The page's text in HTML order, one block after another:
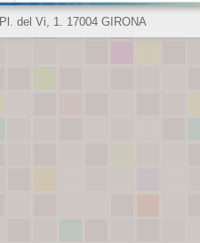
Pl. del Vi, 1. 17004 GIRONA